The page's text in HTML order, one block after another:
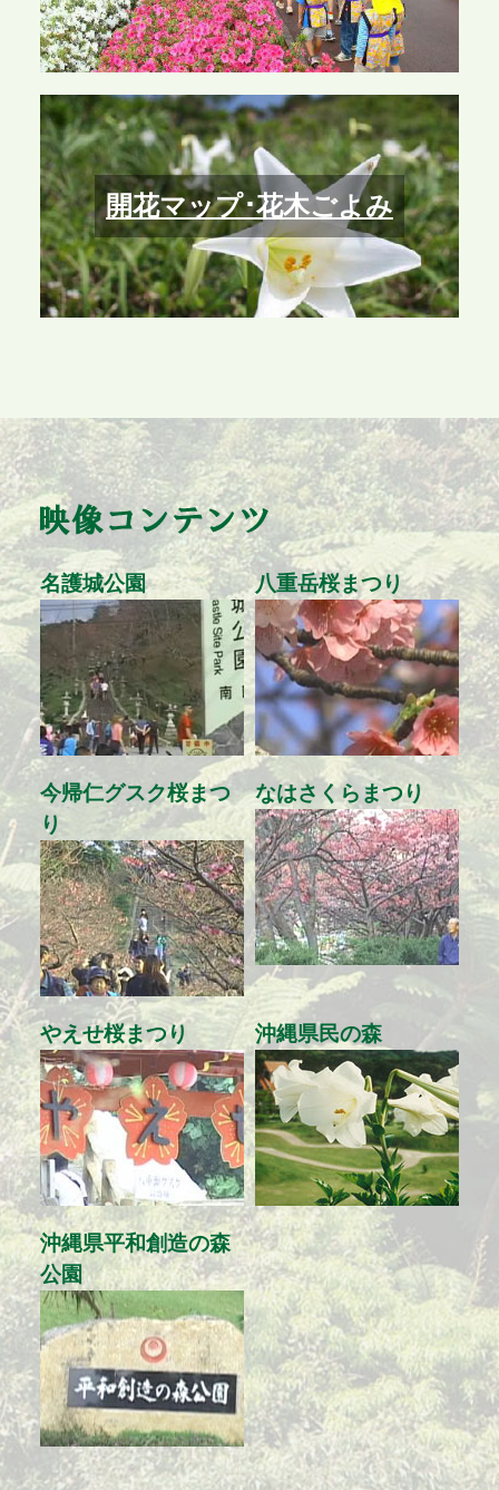
開花マップ･花木ごよみ
名護城公園 八重岳桜まつり
今帰仁グスク桜まつ
り
なはさくらまつり
やえせ桜まつり 沖縄県民の森
沖縄県平和創造の森
公園